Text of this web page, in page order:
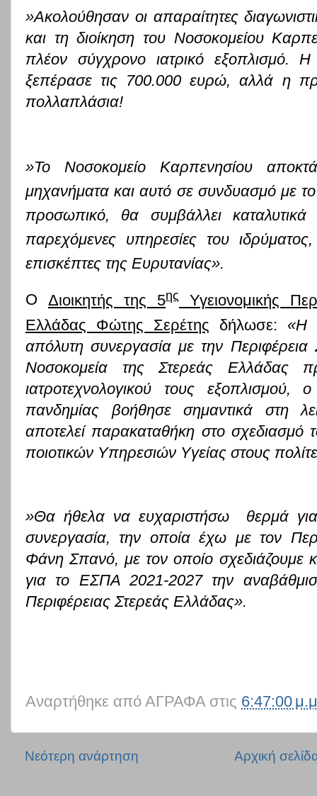
»Ακολούθησαν οι απαραίτητες
και τη διοίκηση του Νοσοκομείου
πλέον σύγχρονο ιατρικό εξοπλισμό.
ξεπέρασε τις 700.000 ευρώ, αλλά η
πολλαπλάσια!
»Το Νοσοκομείο Καρπενησίου
μηχανήματα και αυτό σε συνδυασμό με το
προσωπικό, θα συμβάλλει
παρεχόμενες υπηρεσίες του
επισκέπτες της Ευρυτανίας».
Ο Διοικητής της 5ης
Υγειονομικής
Ελλάδας Φώτης Σερέτης δήλωσε: «Η
απόλυτη συνεργασία με την
Νοσοκομεία της Στερεάς Ελλάδας
ιατροτεχνολογικού τους
πανδημίας βοήθησε σημαντικά στη
αποτελεί παρακαταθήκη στο
ποιοτικών Υπηρεσιών Υγείας στους
»Θα ήθελα να ευχαριστήσω θερμά
συνεργασία, την οποία έχω με τον
Φάνη Σπανό, με τον οποίο σχεδιάζουμε
για το ΕΣΠΑ 2021-2027 την
Περιφέρειας Στερεάς Ελλάδας».
Αναρτήθηκε από ΑΓΡΑΦΑ στις 6:47:00
Νεότερη ανάρτηση Αρχική